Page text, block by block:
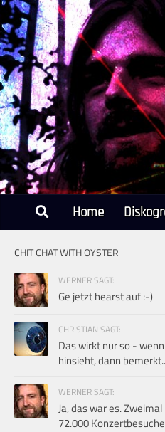
Unter dem Inhalt
Home
CHIT CHAT WITH OYSTER
WERNER SAGT:
Ge jetzt hearst auf :-)
CHRISTIAN SAGT:
Das wirkt nur so -
hinsieht, dann
WERNER SAGT:
Ja, das war es.
72.000